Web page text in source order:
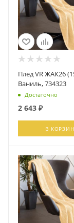
Плед VR ЖАК26 (150*190)
Ваниль, 734323
Достаточно
2 643 ₽
В